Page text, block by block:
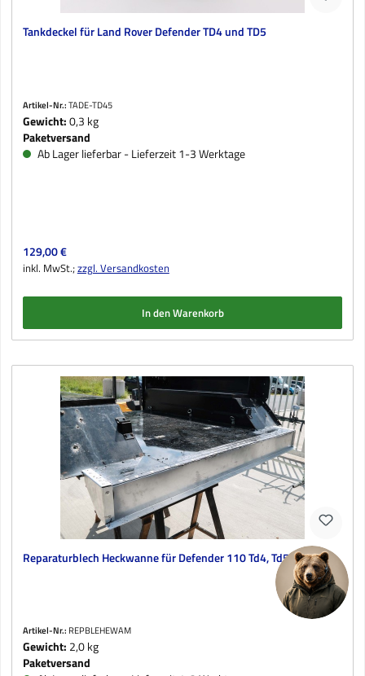
Tankdeckel für Land Rover Defender TD4 und TD5
Artikel-Nr.:TADE-TD45
Gewicht:0,3 kg
Paketversand
Ab Lager lieferbar - Lieferzeit 1-3 Werktage
Regulärer Preis:
129,00 €
inkl. MwSt.;zzgl. Versandkosten
In den Warenkorb
Reparaturblech Heckwanne für Defender 110 Td4, Td5 und Tdi
Artikel-Nr.: REPBLEHEWAM
Gewicht: 2,0 kg
Paketversand